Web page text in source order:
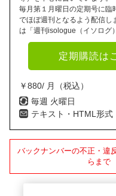
毎月第１月曜日の定期号に臨
でほぼ週刊となるよう配信し
は「週刊isologue（イソログ
定期購読は
￥880/ 月（税込）
毎週 火曜日
テキスト・HTML形式
バックナンバーの不正・違
らまで